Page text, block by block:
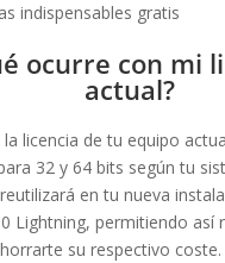
indispensables gratis
ocurre con mi
actual?
licencia de tu equipo
32 y 64 bits según tu
en tu nueva
Lightning, permitiendo así
su respectivo coste.